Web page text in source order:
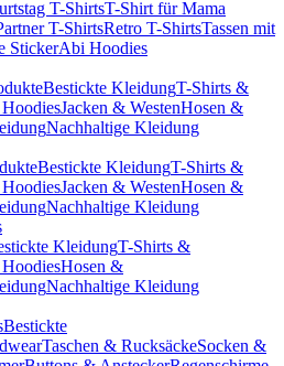
T-ShirtsT-Shirt für Mama
T-ShirtsRetro T-ShirtsTassen mit
StickerAbi Hoodies
Bestickte KleidungT-Shirts &
Jacken & WestenHosen &
Nachhaltige Kleidung
Bestickte KleidungT-Shirts &
Jacken & WestenHosen &
Nachhaltige Kleidung
KleidungT-Shirts &
Hosen &
Nachhaltige Kleidung
Bestickte
Taschen & RucksäckeSocken &